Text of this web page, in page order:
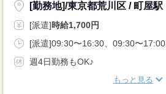
[勤務地]/東京都荒川区 / 町屋駅
[派遣]時給1,700円
[派遣]09:30〜16:30、09:30〜17:00
週4日勤務もOK♪
もっと見る